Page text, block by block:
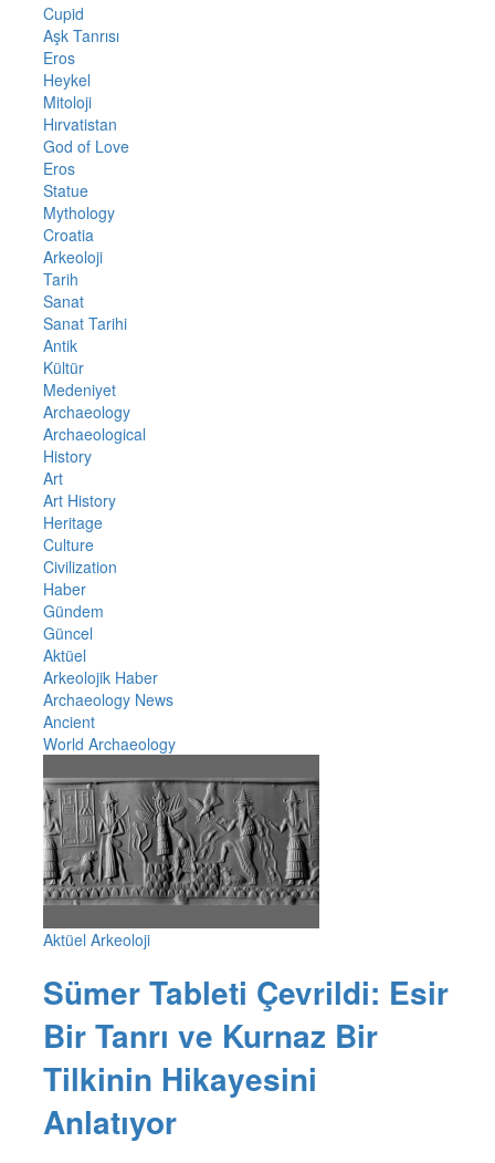
Cupid
Aşk Tanrısı
Eros
Heykel
Mitoloji
Hırvatistan
God of Love
Eros
Statue
Mythology
Croatia
Arkeoloji
Tarih
Sanat
Sanat Tarihi
Antik
Kültür
Medeniyet
Archaeology
Archaeological
History
Art
Art History
Heritage
Culture
Civilization
Haber
Gündem
Güncel
Aktüel
Arkeolojik Haber
Archaeology News
Ancient
World Archaeology
Aktüel Arkeoloji
Sümer Tableti Çevrildi: Esir
Bir Tanrı ve Kurnaz Bir
Tilkinin Hikayesini
Anlatıyor